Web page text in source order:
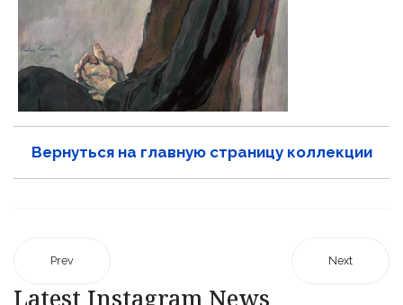
Вернуться на главную страницу коллекции
Prev Next
Latest Instagram News